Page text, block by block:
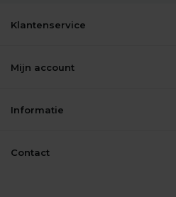
Klantenservice
Mijn account
Informatie
Contact